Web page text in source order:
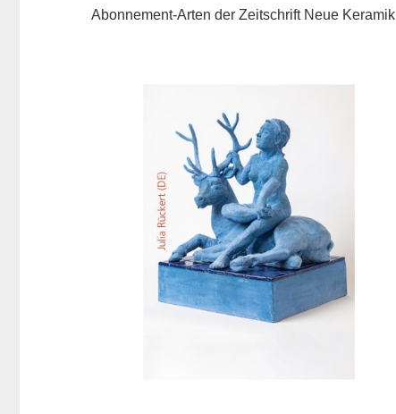
Abonnement-Arten der Zeitschrift Neue Keramik